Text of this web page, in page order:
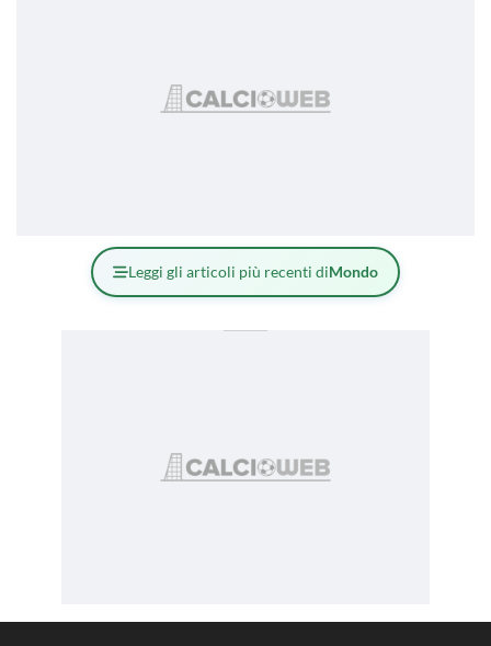
Leggi gli articoli più recenti diMondo